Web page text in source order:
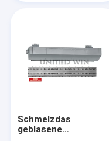
Schmelzdas
geblasene